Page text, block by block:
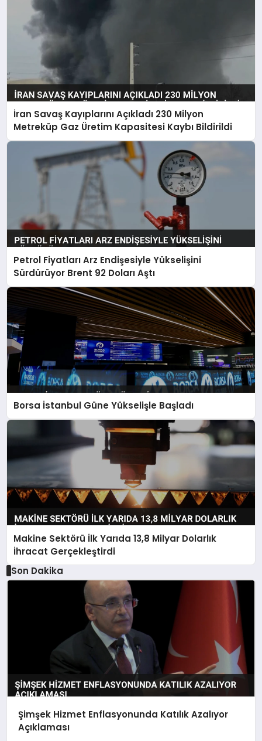
İran Savaş Kayıplarını Açıkladı 230 Milyon
Metreküp Gaz Üretim Kapasitesi Kaybı Bildirildi
Petrol Fiyatları Arz Endişesiyle Yükselişini
Sürdürüyor Brent 92 Doları Aştı
Borsa İstanbul Güne Yükselişle Başladı
Makine Sektörü İlk Yarıda 13,8 Milyar Dolarlık
İhracat Gerçekleştirdi
Son Dakika
Şimşek Hizmet Enflasyonunda Katılık Azalıyor
Açıklaması